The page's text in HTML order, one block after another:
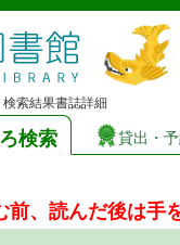
検索結果書誌詳細
検索 貸出・
前、読んだ後は手